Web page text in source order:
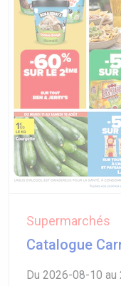
Supermarchés
Catalogue
Du 2026-08-10 au